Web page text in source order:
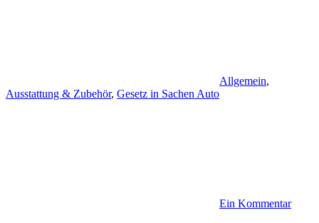
Allgemein,
Ausstattung & Zubehör, Gesetz in Sachen Auto
Ein Kommentar